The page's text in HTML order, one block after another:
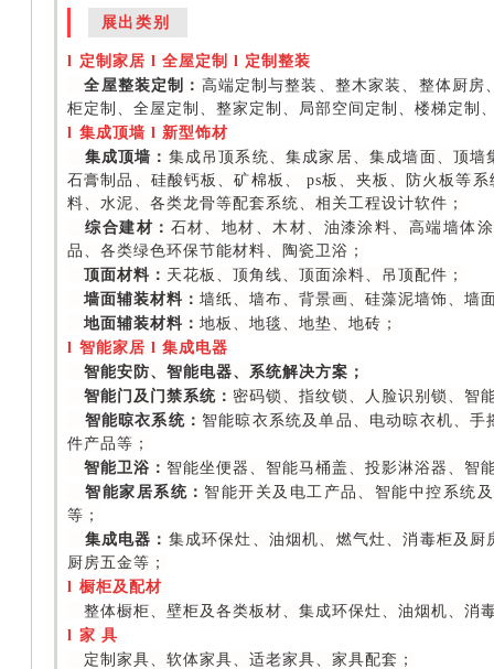
展出类别
l 定制家居 l 全屋定制 l 定制整装
全屋整装定制： 高端定制与整装、整木家装、整体厨
柜定制、全屋定制、整家定制、局部空间定制、楼梯定制
l 集成顶墙 l 新型饰材
集成顶墙： 集成吊顶系统、集成家居、集成墙面、顶
石膏制品、硅酸钙板、矿棉板、 ps板、夹板、防火板等
料、水泥、各类龙骨等配套系统、相关工程设计软件；
综合建材： 石材、地材、木材、油漆涂料、高端墙体
品、各类绿色环保节能材料、陶瓷卫浴；
顶面材料： 天花板、顶角线、顶面涂料、吊顶配件；
墙面辅装材料： 墙纸、墙布、背景画、硅藻泥墙饰、墙
地面辅装材料： 地板、地毯、地垫、地砖；
l 智能家居 l 集成电器
智能安防、智能电器、系统解决方案；
智能门及门禁系统： 密码锁、指纹锁、人脸识别锁、智
智能晾衣系统： 智能晾衣系统及单品、电动晾衣机、
件产品等；
智能卫浴： 智能坐便器、智能马桶盖、投影淋浴器、智
智能家居系统： 智能开关及电工产品、智能中控系统
等；
集成电器： 集成环保灶、油烟机、燃气灶、消毒柜及
厨房五金等；
l 橱柜及配材
整体橱柜、壁柜及各类板材、集成环保灶、油烟机、消
l 家 具
定制家具、软体家具、适老家具、家具配套；